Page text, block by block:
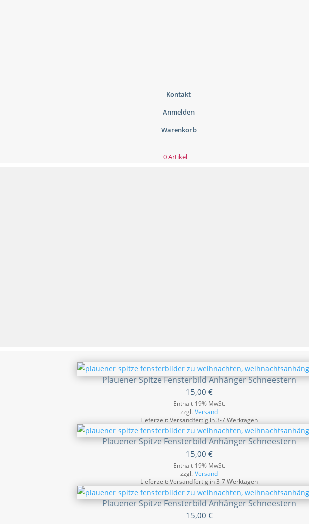
Kontakt
Anmelden
Warenkorb
0 Artikel
Plauener Spitze Fensterbild Anhänger Schneestern
15,00 €
Enthält 19% MwSt.
zzgl.Versand
Lieferzeit: Versandfertig in 3-7 Werktagen
Plauener Spitze Fensterbild Anhänger Schneestern
15,00 €
Enthält 19% MwSt.
zzgl.Versand
Lieferzeit: Versandfertig in 3-7 Werktagen
Plauener Spitze Fensterbild Anhänger Schneestern
15,00 €